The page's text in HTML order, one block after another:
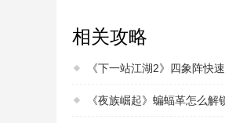
相关攻略
《下一站江湖2》四象阵快